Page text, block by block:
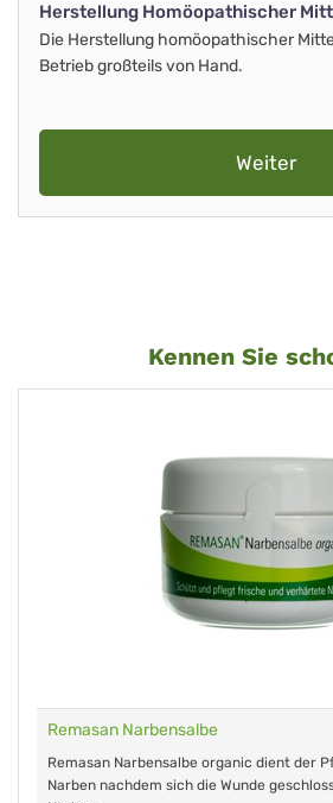
Herstellung Homöopathischer
Die Herstellung homöopathischer
Betrieb großteils von Hand.
Weiter
Kennen Sie
Remasan Narbensalbe
Remasan Narbensalbe organic dient der
Narben nachdem sich die Wunde